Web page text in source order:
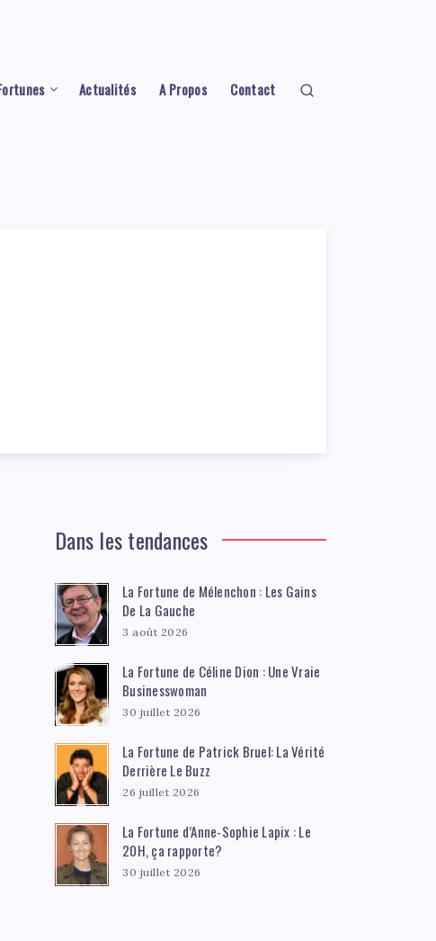
Actualités A Propos Contact
Dans les tendances
La Fortune de Mélenchon : Les Gains
De La Gauche
3 août 2026
La Fortune de Céline Dion : Une Vraie
Businesswoman
30 juillet 2026
La Fortune de Patrick Bruel: La Vérité
Derrière Le Buzz
26 juillet 2026
La Fortune d’Anne-Sophie Lapix : Le
20H, ça rapporte?
30 juillet 2026